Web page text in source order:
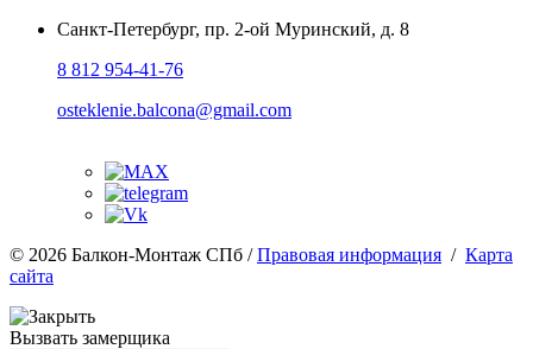
Санкт-Петербург, пр. 2-ой Муринский, д. 8
8 812 954-41-76
osteklenie.balcona@gmail.com
© 2026 Балкон-Монтаж СПб /Правовая информация / Карта
сайта
Вызвать замерщика